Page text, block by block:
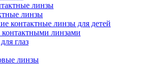
линзы
линзы
контактные линзы для детей
контактными линзами
глаз
линзы